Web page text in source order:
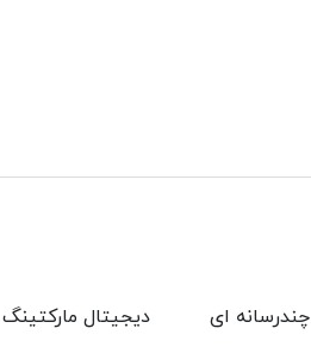
دیجیتال مارکتینگ چندرسانه ای